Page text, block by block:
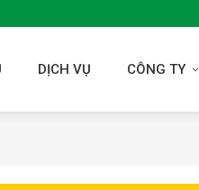
DỊCH VỤ CÔNG TY